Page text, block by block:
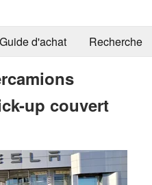
Guide d'achat Recherche
up couvert